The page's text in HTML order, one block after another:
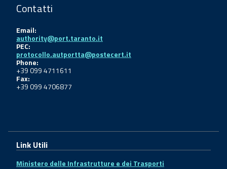
Contatti
Email:
authority@port.taranto.it
PEC:
protocollo.autportta@postecert.it
Phone:
+39 099 4711611
Fax:
+39 099 4706877
Link Utili
Ministero delle Infrastrutture e dei Trasporti